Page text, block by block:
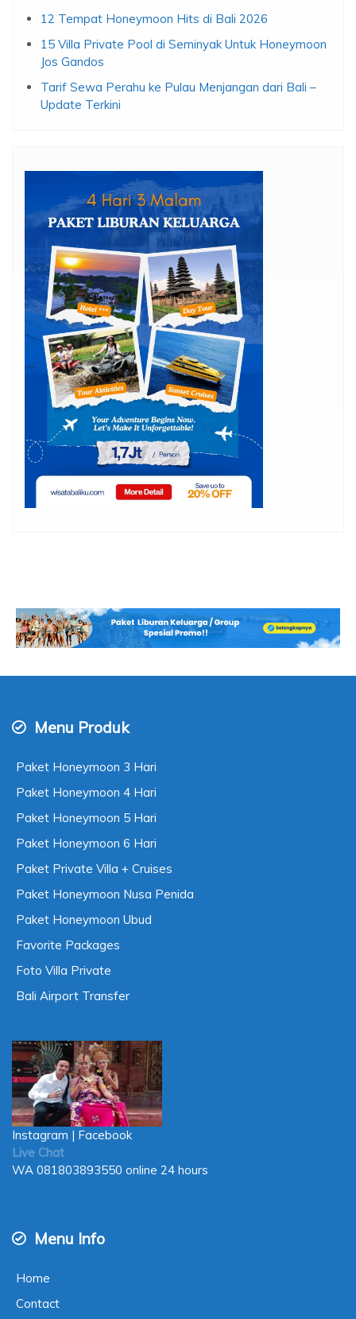
12 Tempat Honeymoon Hits di Bali 2026
15 Villa Private Pool di Seminyak Untuk Honeymoon
Jos Gandos
Tarif Sewa Perahu ke Pulau Menjangan dari Bali –
Update Terkini
Menu Produk
Paket Honeymoon 3 Hari
Paket Honeymoon 4 Hari
Paket Honeymoon 5 Hari
Paket Honeymoon 6 Hari
Paket Private Villa + Cruises
Paket Honeymoon Nusa Penida
Paket Honeymoon Ubud
Favorite Packages
Foto Villa Private
Bali Airport Transfer
Instagram | Facebook
Live Chat
WA 081803893550 online 24 hours
Menu Info
Home
Contact